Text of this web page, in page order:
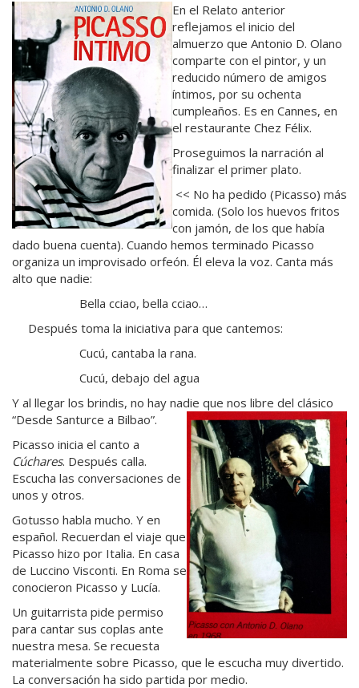
En el Relato anterior
reflejamos el inicio del
almuerzo que Antonio D. Olano
comparte con el pintor, y un
reducido número de amigos
íntimos, por su ochenta
cumpleaños. Es en Cannes, en
el restaurante Chez Félix.
Proseguimos la narración al
finalizar el primer plato.
<< No ha pedido (Picasso) más
comida. (Solo los huevos fritos
con jamón, de los que había
dado buena cuenta). Cuando hemos terminado Picasso
organiza un improvisado orfeón. Él eleva la voz. Canta más
alto que nadie:
Bella cciao, bella cciao…
Después toma la iniciativa para que cantemos:
Cucú, cantaba la rana.
Cucú, debajo del agua
Y al llegar los brindis, no hay nadie que nos libre del clásico
“Desde Santurce a Bilbao”.
Picasso inicia el canto a
Cúchares. Después calla.
Escucha las conversaciones de
unos y otros.
Gotusso habla mucho. Y en
español. Recuerdan el viaje que
Picasso hizo por Italia. En casa
de Luccino Visconti. En Roma se
conocieron Picasso y Lucía.
Un guitarrista pide permiso
para cantar sus coplas ante
nuestra mesa. Se recuesta
materialmente sobre Picasso, que le escucha muy divertido.
La conversación ha sido partida por medio.